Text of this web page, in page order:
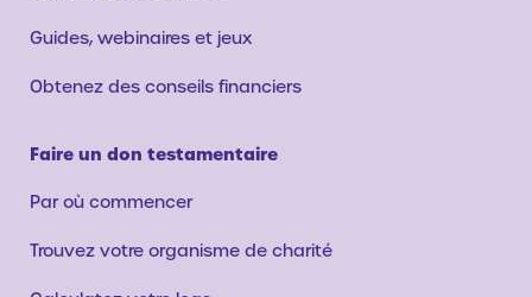
Guides, webinaires et jeux
Obtenez des conseils financiers
Faire un don testamentaire
Par où commencer
Trouvez votre organisme de charité